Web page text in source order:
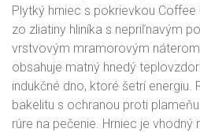
Plytký hrniec s pokrievkou
zo zliatiny hliníka s nepriľnavým
vrstvovým mramorovým
obsahuje matný hnedý
indukčné dno, ktoré šetrí energiu.
bakelitu s ochranou proti
rúre na pečenie. Hrniec je